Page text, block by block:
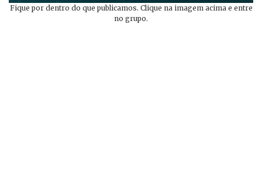
Fique por dentro do que publicamos. Clique na imagem acima e entre
no grupo.